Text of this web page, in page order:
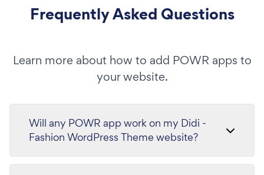
Frequently Asked Questions
Learn more about how to add POWR apps to
your website.
Will any POWR app work on my Didi -
Fashion WordPress Theme website?